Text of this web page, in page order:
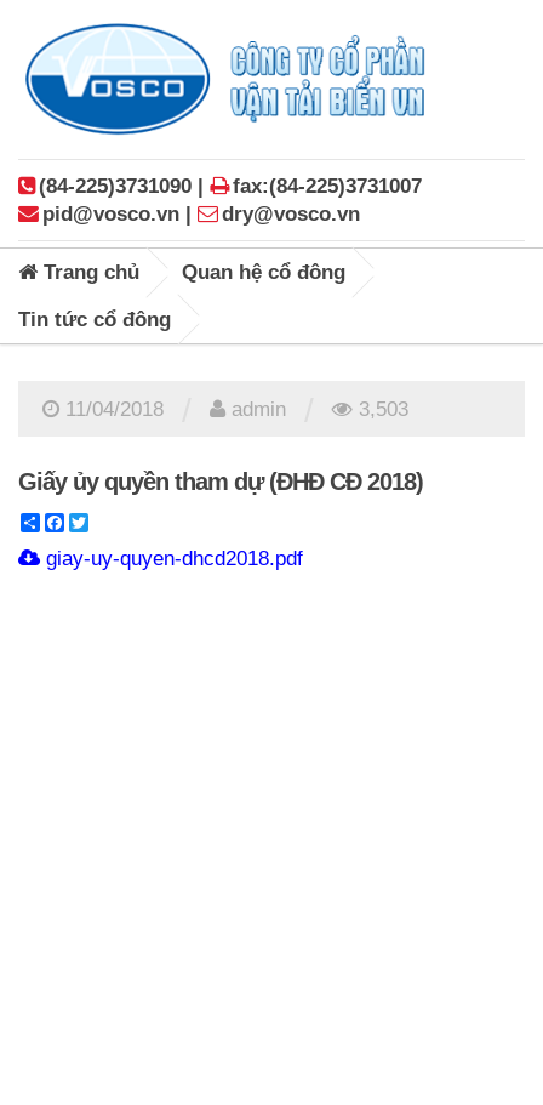
(84-225)3731090 |
fax:(84-225)3731007
pid@vosco.vn |
dry@vosco.vn
Trang chủ Quan hệ cổ đông
Tin tức cổ đông
11/04/2018 admin 3,503
Giấy ủy quyền tham dự (ĐHĐ CĐ 2018)
ShareFacebook
giay-uy-quyen-dhcd2018.pdf